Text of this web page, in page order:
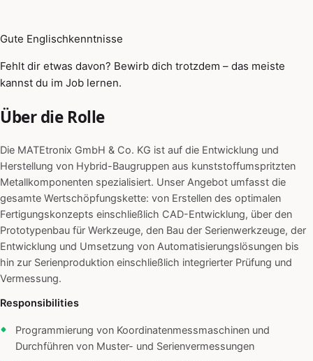
Gute Englischkenntnisse
Fehlt dir etwas davon? Bewirb dich trotzdem – das meiste
kannst du im Job lernen.
Über die Rolle
Die MATEtronix GmbH & Co. KG ist auf die Entwicklung und
Herstellung von Hybrid-Baugruppen aus kunststoffumspritzten
Metallkomponenten spezialisiert. Unser Angebot umfasst die
gesamte Wertschöpfungskette: von Erstellen des optimalen
Fertigungskonzepts einschließlich CAD-Entwicklung, über den
Prototypenbau für Werkzeuge, den Bau der Serienwerkzeuge, der
Entwicklung und Umsetzung von Automatisierungslösungen bis
hin zur Serienproduktion einschließlich integrierter Prüfung und
Vermessung.
Responsibilities
Programmierung von Koordinatenmessmaschinen und
Durchführen von Muster- und Serienvermessungen